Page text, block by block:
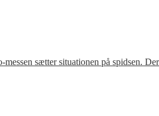
sætter situationen på spidsen.